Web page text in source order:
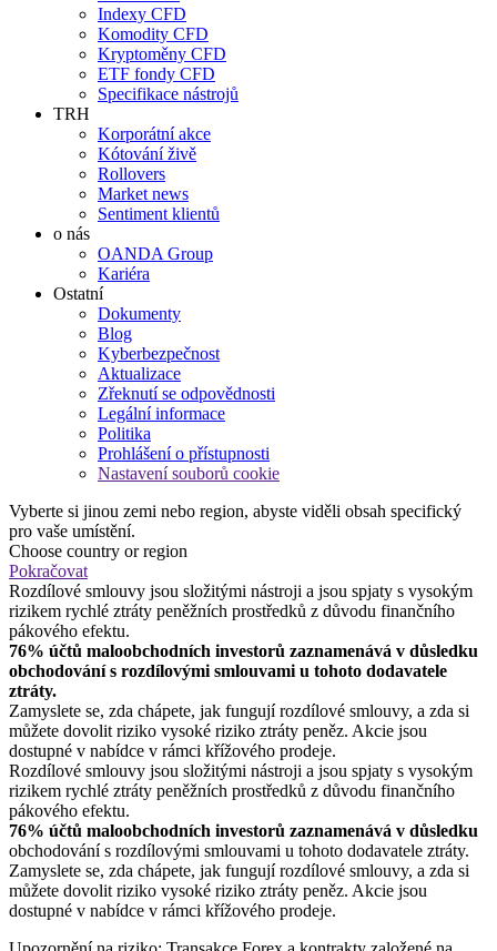
Indexy CFD
Komodity CFD
Kryptoměny CFD
ETF fondy CFD
Specifikace nástrojů
TRH
Korporátní akce
Kótování živě
Rollovers
Market news
Sentiment klientů
o nás
OANDA Group
Kariéra
Ostatní
Dokumenty
Blog
Kyberbezpečnost
Aktualizace
Zřeknutí se odpovědnosti
Legální informace
Politika
Prohlášení o přístupnosti
Nastavení souborů cookie
Vyberte si jinou zemi nebo region, abyste viděli obsah specifický
pro vaše umístění.
Choose country or region
Pokračovat
Rozdílové smlouvy jsou složitými nástroji a jsou spjaty s vysokým
rizikem rychlé ztráty peněžních prostředků z důvodu finančního
pákového efektu.
76% účtů maloobchodních investorů zaznamenává v důsledku
obchodování s rozdílovými smlouvami u tohoto dodavatele
ztráty.
Zamyslete se, zda chápete, jak fungují rozdílové smlouvy, a zda si
můžete dovolit riziko vysoké riziko ztráty peněz. Akcie jsou
dostupné v nabídce v rámci křížového prodeje.
Rozdílové smlouvy jsou složitými nástroji a jsou spjaty s vysokým
rizikem rychlé ztráty peněžních prostředků z důvodu finančního
pákového efektu.
76% účtů maloobchodních investorů zaznamenává v důsledku
obchodování s rozdílovými smlouvami u tohoto dodavatele ztráty.
Zamyslete se, zda chápete, jak fungují rozdílové smlouvy, a zda si
můžete dovolit riziko vysoké riziko ztráty peněz. Akcie jsou
dostupné v nabídce v rámci křížového prodeje.